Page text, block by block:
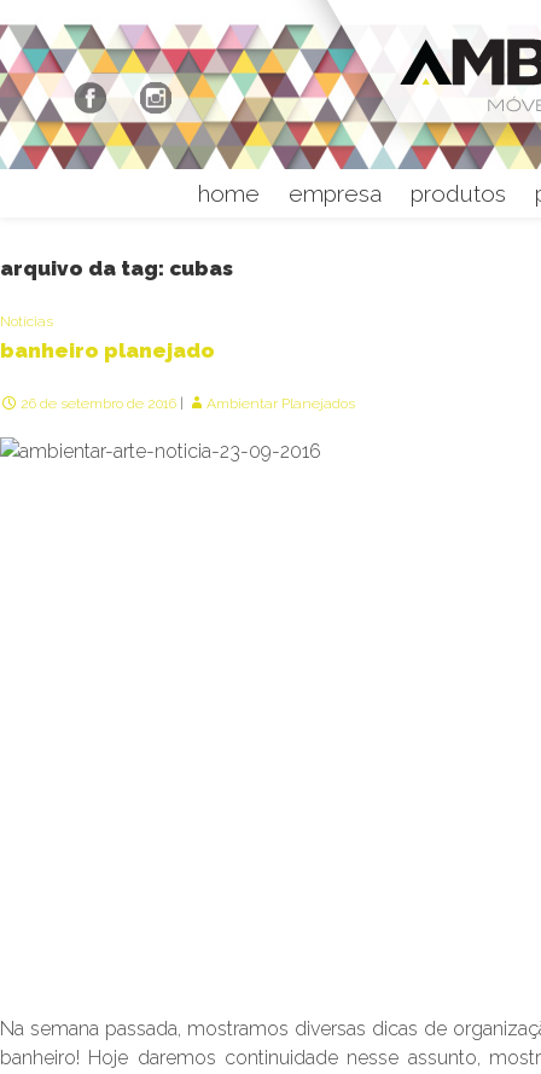
home empresa produtos
arquivo da tag: cubas
Notícias
banheiro planejado
26 de setembro de 2016 Ambientar Planejados
Na semana passada, mostramos diversas dicas de
banheiro! Hoje daremos continuidade nesse assunto,